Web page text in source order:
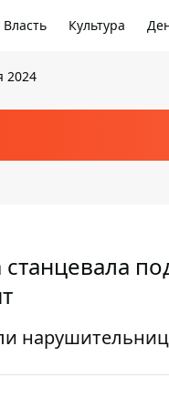
Власть Культура
2024
станцевала